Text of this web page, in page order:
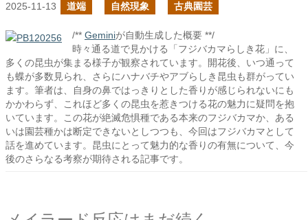
2025-11-13 道端 自然現象 古典園芸
/** Geminiが自動生成した概要 **/
時々通る道で見かける「フジバカマらしき花」に、
多くの昆虫が集まる様子が観察されています。開花後、いつ通って
も蝶が多数見られ、さらにハナバチやアブらしき昆虫も群がってい
ます。筆者は、自身の鼻ではっきりとした香りが感じられないにも
かかわらず、これほど多くの昆虫を惹きつける花の魅力に疑問を抱
いています。この花が絶滅危惧種である本来のフジバカマか、ある
いは園芸種かは断定できないとしつつも、今回はフジバカマとして
話を進めています。昆虫にとって魅力的な香りの有無について、今
後のさらなる考察が期待される記事です。